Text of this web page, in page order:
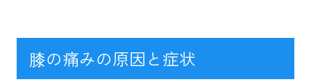
膝の痛みの原因と症状